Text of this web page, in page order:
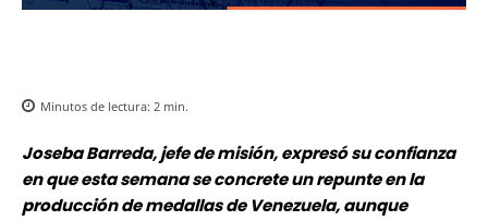
Minutos de lectura: 2 min.
Joseba Barreda, jefe de misión, expresó su confianza
en que esta semana se concrete un repunte en la
producción de medallas de Venezuela, aunque